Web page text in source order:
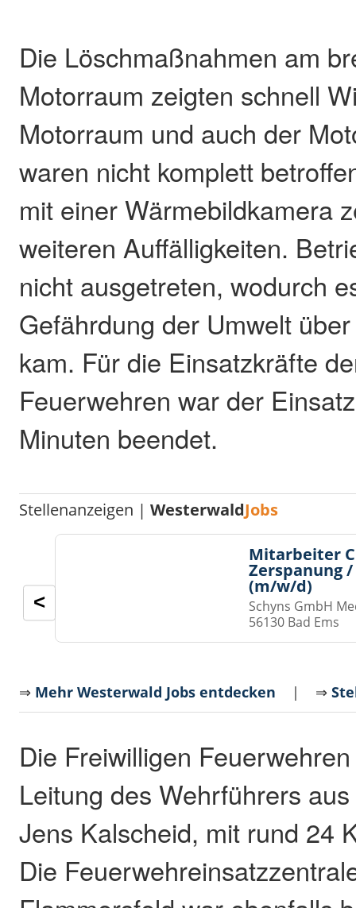
Die Löschmaßnahmen am
Motorraum zeigten schnell
Motorraum und auch der
waren nicht komplett
mit einer Wärmebildkamera
weiteren Auffälligkeiten.
nicht ausgetreten, wodurch
Gefährdung der Umwelt
kam. Für die Einsatzkräfte
Feuerwehren war der
Minuten beendet.
Stellenanzeigen |WesterwaldJobs
Mitarbeiter
Zerspanung
(m/w/d)
Schyns GmbH
56130 Bad Ems
<
⇒ Mehr Westerwald Jobs entdecken | ⇒
Die Freiwilligen
Leitung des Wehrführers
Jens Kalscheid, mit rund 24
Die